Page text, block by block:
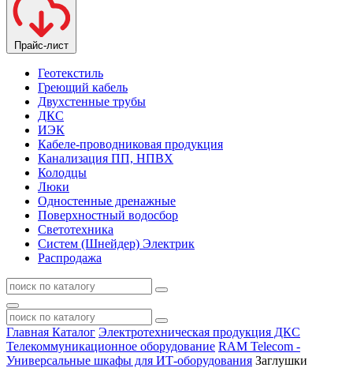
Прайс-лист
Геотекстиль
Греющий кабель
Двухстенные трубы
ДКС
ИЭК
Кабеле-проводниковая продукция
Канализация ПП, НПВХ
Колодцы
Люки
Одностенные дренажные
Поверхностный водосбор
Светотехника
Систем (Шнейдер) Электрик
Распродажа
Главная Каталог Электротехническая продукция ДКС
Телекоммуникационное оборудование RAM Telecom -
Универсальные шкафы для ИТ-оборудования Заглушки